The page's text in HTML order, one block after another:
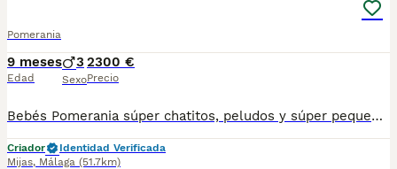
Pomerania
9 meses
Edad
3
Sexo
2300 €
Precio
Bebés Pomerania súper chatitos, peludos y súper pequeñitos Listos para entregar, 3,5 meses Con contrato de compra y de garantías de salud Vacunados al día y desparasitados Salud revisada por veterinarios
Criador
Identidad Verificada
Mijas, Málaga (51.7km)